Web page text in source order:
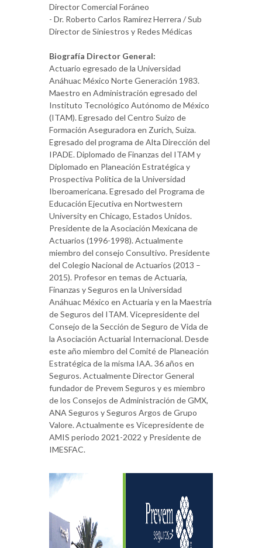
Director Comercial Foráneo
- Dr. Roberto Carlos Ramírez Herrera / Sub
Director de Siniestros y Redes Médicas
Biografía Director General:
Actuario egresado de la Universidad
Anáhuac México Norte Generación 1983.
Maestro en Administración egresado del
Instituto Tecnológico Autónomo de México
(ITAM). Egresado del Centro Suizo de
Formación Aseguradora en Zurich, Suiza.
Egresado del programa de Alta Dirección del
IPADE. Diplomado de Finanzas del ITAM y
Diplomado en Planeación Estratégica y
Prospectiva Política de la Universidad
Iberoamericana. Egresado del Programa de
Educación Ejecutiva en Nortwestern
University en Chicago, Estados Unidos.
Presidente de la Asociación Mexicana de
Actuarios (1996-1998). Actualmente
miembro del consejo Consultivo. Presidente
del Colegio Nacional de Actuarios (2013 –
2015). Profesor en temas de Actuaria,
Finanzas y Seguros en la Universidad
Anáhuac México en Actuaria y en la Maestría
de Seguros del ITAM. Vicepresidente del
Consejo de la Sección de Seguro de Vida de
la Asociación Actuarial Internacional. Desde
este año miembro del Comité de Planeación
Estratégica de la misma IAA. 36 años en
Seguros. Actualmente Director General
fundador de Prevem Seguros y es miembro
de los Consejos de Administración de GMX,
ANA Seguros y Seguros Argos de Grupo
Valore. Actualmente es Vicepresidente de
AMIS periodo 2021-2022 y Presidente de
IMESFAC.